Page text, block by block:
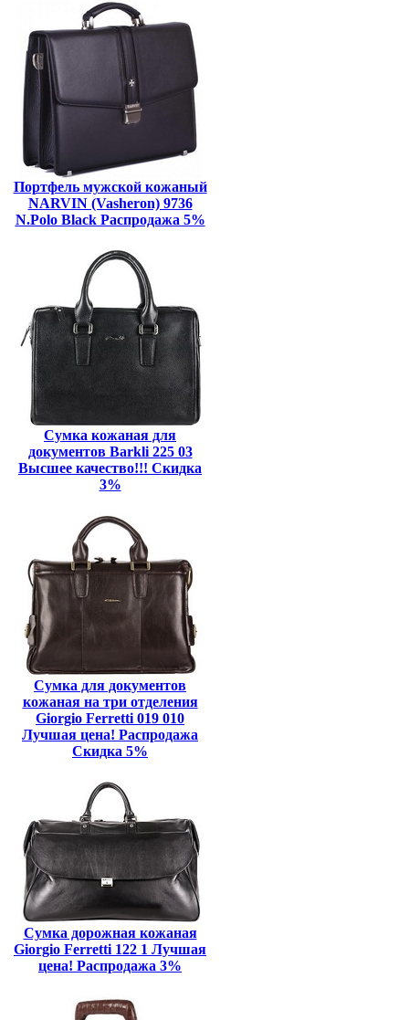
Портфель мужской кожаный
NARVIN (Vasheron) 9736
N.Polo Black Распродажа 5%
Сумка кожаная для
документов Barkli 225 03
Высшее качество!!! Скидка
3%
Сумка для документов
кожаная на три отделения
Giorgio Ferretti 019 010
Лучшая цена! Распродажа
Скидка 5%
Сумка дорожная кожаная
Giorgio Ferretti 122 1 Лучшая
цена! Распродажа 3%